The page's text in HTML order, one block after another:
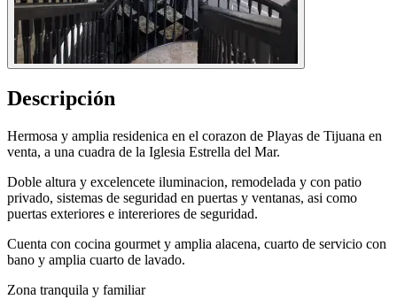
Descripción
Hermosa y amplia residenica en el corazon de Playas de Tijuana en
venta, a una cuadra de la Iglesia Estrella del Mar.
Doble altura y excelencete iluminacion, remodelada y con patio
privado, sistemas de seguridad en puertas y ventanas, asi como
puertas exteriores e intereriores de seguridad.
Cuenta con cocina gourmet y amplia alacena, cuarto de servicio con
bano y amplia cuarto de lavado.
Zona tranquila y familiar